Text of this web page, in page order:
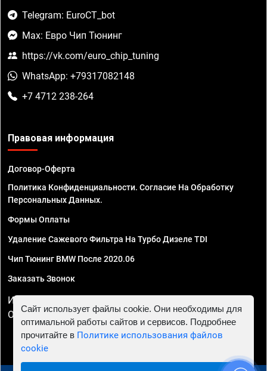
Telegram: EuroCT_bot
Max: Евро Чип Тюнинг
https://vk.com/euro_chip_tuning
WhatsApp: +79317082148
+7 4712 238-264
Правовая информация
Договор-Оферта
Политика Конфиденциальности. Согласие На Обработку
Персональных Данных.
Формы Оплаты
Удаление Сажевого Фильтра На Турбо Дизеле TDI
Чип Тюнинг BMW После 2020.06
Заказать Звонок
ИП Смирнов Георгий Павлович. ИНН 781302555843,
ОГРНИП 324470400032610
Сайт использует файлы cookie. Они необходимы для
оптимальной работы сайтов и сервисов. Подробнее
прочитайте в Политике использования файлов
cookie